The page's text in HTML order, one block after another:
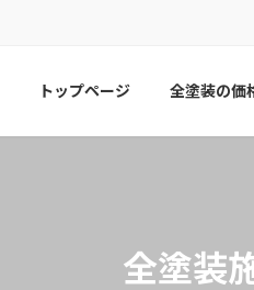
トップページ 全塗装の価
全塗装